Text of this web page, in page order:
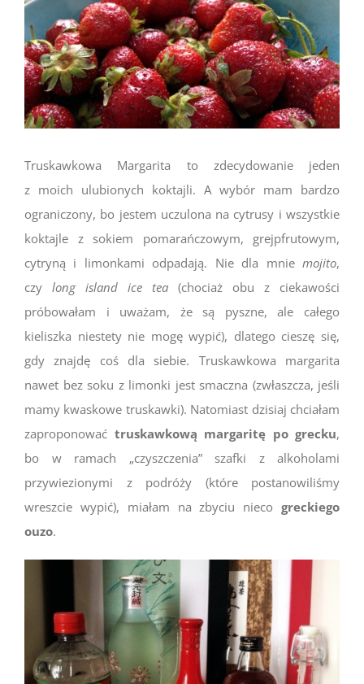
Truskawkowa Margarita to zdecydowanie jeden
z moich ulubionych koktajli. A wybór mam bardzo
ograniczony, bo jestem uczulona na cytrusy i wszystkie
koktajle z sokiem pomarańczowym, grejpfrutowym,
cytryną i limonkami odpadają. Nie dla mnie mojito,
czy long island ice tea (chociaż obu z ciekawości
próbowałam i uważam, że są pyszne, ale całego
kieliszka niestety nie mogę wypić), dlatego cieszę się,
gdy znajdę coś dla siebie. Truskawkowa margarita
nawet bez soku z limonki jest smaczna (zwłaszcza, jeśli
mamy kwaskowe truskawki). Natomiast dzisiaj chciałam
zaproponować truskawkową margaritę po grecku,
bo w ramach „czyszczenia” szafki z alkoholami
przywiezionymi z podróży (które postanowiliśmy
wreszcie wypić), miałam na zbyciu nieco greckiego
ouzo.